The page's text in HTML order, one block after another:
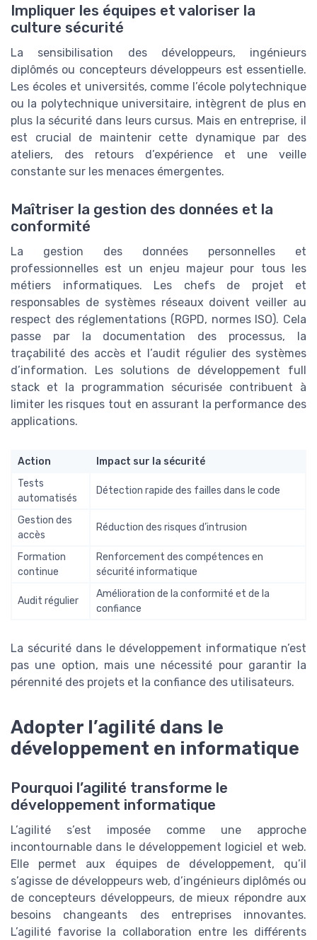
Impliquer les équipes et valoriser la
culture sécurité
La sensibilisation des développeurs, ingénieurs
diplômés ou concepteurs développeurs est essentielle.
Les écoles et universités, comme l’école polytechnique
ou la polytechnique universitaire, intègrent de plus en
plus la sécurité dans leurs cursus. Mais en entreprise, il
est crucial de maintenir cette dynamique par des
ateliers, des retours d’expérience et une veille
constante sur les menaces émergentes.
Maîtriser la gestion des données et la
conformité
La gestion des données personnelles et
professionnelles est un enjeu majeur pour tous les
métiers informatiques. Les chefs de projet et
responsables de systèmes réseaux doivent veiller au
respect des réglementations (RGPD, normes ISO). Cela
passe par la documentation des processus, la
traçabilité des accès et l’audit régulier des systèmes
d’information. Les solutions de développement full
stack et la programmation sécurisée contribuent à
limiter les risques tout en assurant la performance des
applications.
Action
Impact sur la sécurité
Tests
automatisés
Détection rapide des failles dans le code
Gestion des
accès
Réduction des risques d’intrusion
Formation
continue
Renforcement des compétences en
sécurité informatique
Audit régulier
Amélioration de la conformité et de la
confiance
La sécurité dans le développement informatique n’est
pas une option, mais une nécessité pour garantir la
pérennité des projets et la confiance des utilisateurs.
Adopter l’agilité dans le
développement en informatique
Pourquoi l’agilité transforme le
développement informatique
L’agilité s’est imposée comme une approche
incontournable dans le développement logiciel et web.
Elle permet aux équipes de développement, qu’il
s’agisse de développeurs web, d’ingénieurs diplômés ou
de concepteurs développeurs, de mieux répondre aux
besoins changeants des entreprises innovantes.
L’agilité favorise la collaboration entre les différents